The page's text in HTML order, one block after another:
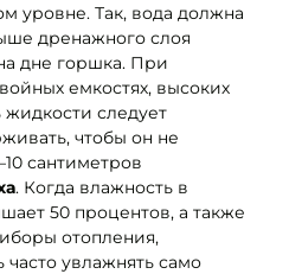
уровне. Так, вода должна
дренажного слоя
дне горшка. При
емкостях, высоких
жидкости следует
чтобы он не
сантиметров
. Когда влажность в
50 процентов, а также
отопления,
увлажнять само